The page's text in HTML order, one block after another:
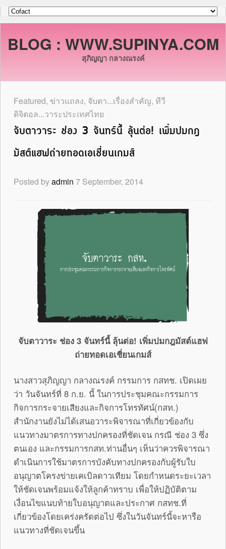
BLOG : WWW.SUPINYA.COM
สุภิญญา กลางณรงค์
Featured, ข่าวแถลง, จับตา...เรื่องสำคัญ, ทีวี
ดิจิตอล...วาระประเทศไทย
จับตาวาระ ช่อง 3 จันทร์นี้ ลุ้นต่อ! เพิ่มปมกฎ
มัสต์แฮฟถ่ายทอดเอเชี่ยนเกมส์
Posted byadmin 7 September, 2014
จับตาวาระ ช่อง 3 จันทร์นี้ ลุ้นต่อ! เพิ่มปมกฎมัสต์แฮฟ
ถ่ายทอดเอเชี่ยนเกมส์
นางสาวสุภิญญา กลางณรงค์ กรรมการ กสทช. เปิดเผย
ว่า วันจันทร์ที่ 8 ก.ย. นี้ ในการประชุมคณะกรรมการ
กิจการกระจายเสียงและกิจการโทรทัศน์(กสท.)
สำนักงานยังไม่ได้เสนอวาระพิจารณาที่เกี่ยวข้องกับ
แนวทางมาตรการทางปกครองที่ชัดเจน กรณี ช่อง 3 ซึ่ง
ตนเอง และกรรมการกสท.ท่านอื่นๆ เห็นว่าควรพิจารณา
ดำเนินการใช้มาตรการบังคับทางปกครองกับผู้รับใบ
อนุญาตโครงข่ายเคเบิลดาวเทียม โดยกำหนดระยะเวลา
ให้ชัดเจนพร้อมแจ้งให้ลูกค้าทราบ เพื่อให้ปฏิบัติตาม
เงื่อนไขแนบท้ายใบอนุญาตและประกาศ กสทช.ที่
เกี่ยวข้องโดยเคร่งครัดต่อไป ซึ่งในวันจันทร์นี้จะหารือ
แนวทางที่ชัดเจนขึ้น